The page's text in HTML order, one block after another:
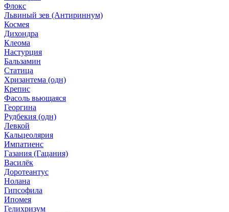
Флокс
Львиный зев (Антириннум)
Космея
Дихондра
Клеома
Настурция
Бальзамин
Статица
Хризантема (одн)
Крепис
Фасоль вьющаяся
Георгина
Рудбекия (одн)
Левкой
Кальцеолярия
Импатиенс
Газания (Гацания)
Василёк
Доротеантус
Нолана
Гипсофила
Ипомея
Гелихризум